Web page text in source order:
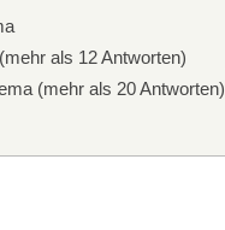
als 12 Antworten)
(mehr als 20 Antworten)